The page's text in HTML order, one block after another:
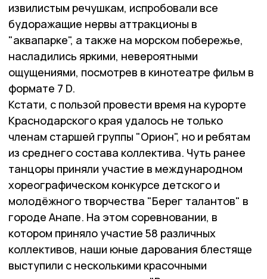
извилистым речушкам, испробовали все
будоражащие нервы аттракционы в
"аквапарке", а также на морском побережье,
насладились яркими, невероятными
ощущениями, посмотрев в кинотеатре фильм в
формате 7 D.
Кстати, с пользой провести время на курорте
Краснодарского края удалось не только
членам старшей группы "Орион", но и ребятам
из среднего состава коллектива. Чуть ранее
танцоры приняли участие в международном
хореографическом конкурсе детского и
молодёжного творчества "Берег талантов" в
городе Анапе. На этом соревновании, в
котором приняло участие 58 различных
коллективов, наши юные дарования блестяще
выступили с несколькими красочными